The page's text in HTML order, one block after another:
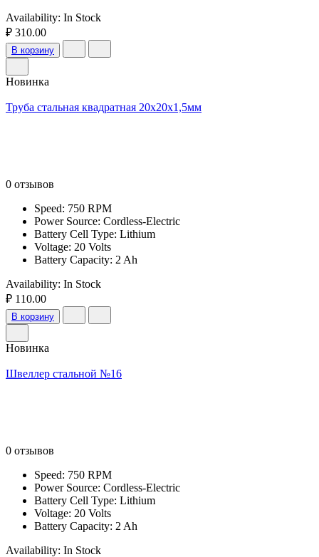
Availability: In Stock
₽ 310.00
В корзину
Новинка
Труба стальная квадратная 20х20х1,5мм
0 отзывов
Speed: 750 RPM
Power Source: Cordless-Electric
Battery Cell Type: Lithium
Voltage: 20 Volts
Battery Capacity: 2 Ah
Availability: In Stock
₽ 110.00
В корзину
Новинка
Швеллер стальной №16
0 отзывов
Speed: 750 RPM
Power Source: Cordless-Electric
Battery Cell Type: Lithium
Voltage: 20 Volts
Battery Capacity: 2 Ah
Availability: In Stock